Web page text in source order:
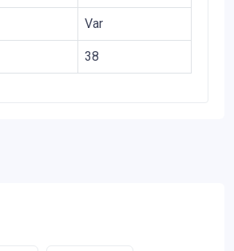
Var
38